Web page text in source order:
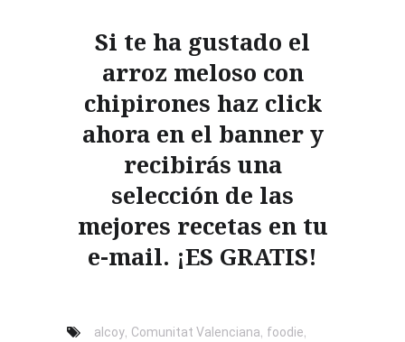
Si te ha gustado el
arroz meloso con
chipirones haz click
ahora en el banner y
recibirás una
selección de las
mejores recetas en tu
e-mail. ¡ES GRATIS!
alcoy, Comunitat Valenciana, foodie,